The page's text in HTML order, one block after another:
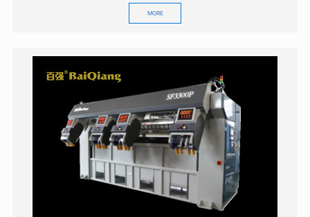
MORE